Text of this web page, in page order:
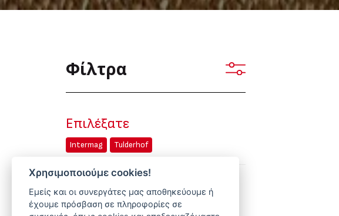
Φίλτρα
Επιλέξατε
Intermag Tulderhof
Χρησιμοποιούμε cookies!
Εμείς και οι συνεργάτες μας αποθηκεύουμε ή
έχουμε πρόσβαση σε πληροφορίες σε